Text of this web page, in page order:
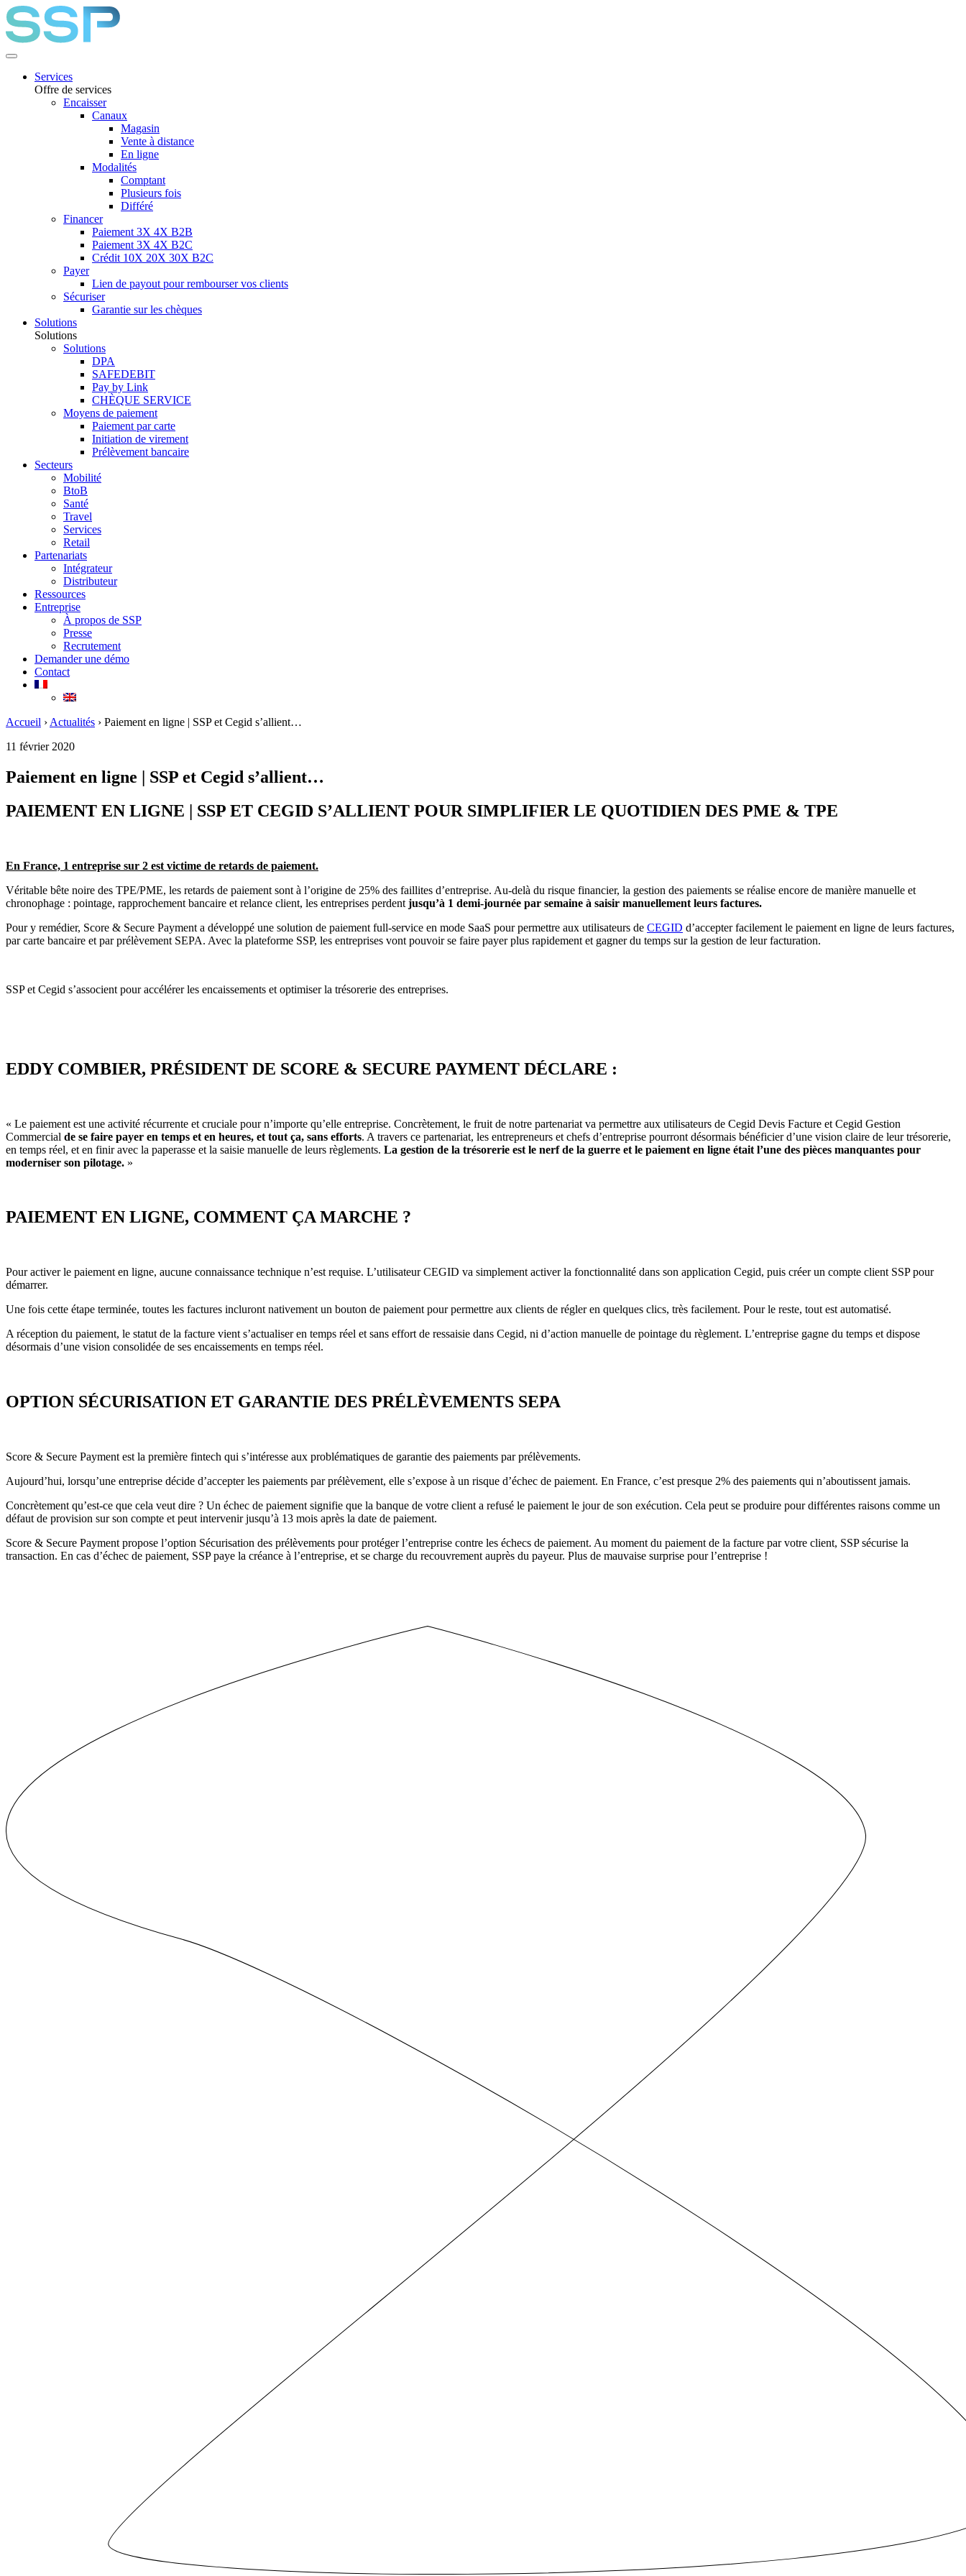
Services
Offre de services
Encaisser
Canaux
Magasin
Vente à distance
En ligne
Modalités
Comptant
Plusieurs fois
Différé
Financer
Paiement 3X 4X B2B
Paiement 3X 4X B2C
Crédit 10X 20X 30X B2C
Payer
Lien de payout pour rembourser vos clients
Sécuriser
Garantie sur les chèques
Solutions
Solutions
Solutions
DPA
SAFEDEBIT
Pay by Link
CHÈQUE SERVICE
Moyens de paiement
Paiement par carte
Initiation de virement
Prélèvement bancaire
Secteurs
Mobilité
BtoB
Santé
Travel
Services
Retail
Partenariats
Intégrateur
Distributeur
Ressources
Entreprise
À propos de SSP
Presse
Recrutement
Demander une démo
Contact
Accueil › Actualités › Paiement en ligne | SSP et Cegid s’allient…
11 février 2020
Paiement en ligne | SSP et Cegid s’allient…
PAIEMENT EN LIGNE | SSP ET CEGID S’ALLIENT POUR SIMPLIFIER LE QUOTIDIEN DES PME & TPE
En France, 1 entreprise sur 2 est victime de retards de paiement.
Véritable bête noire des TPE/PME, les retards de paiement sont à l’origine de 25% des faillites d’entreprise. Au-delà du risque financier, la gestion des paiements se réalise encore de manière manuelle et
chronophage : pointage, rapprochement bancaire et relance client, les entreprises perdent jusqu’à 1 demi-journée par semaine à saisir manuellement leurs factures.
Pour y remédier, Score & Secure Payment a développé une solution de paiement full-service en mode SaaS pour permettre aux utilisateurs de CEGID d’accepter facilement le paiement en ligne de leurs factures,
par carte bancaire et par prélèvement SEPA. Avec la plateforme SSP, les entreprises vont pouvoir se faire payer plus rapidement et gagner du temps sur la gestion de leur facturation.
SSP et Cegid s’associent pour accélérer les encaissements et optimiser la trésorerie des entreprises.
EDDY COMBIER, PRÉSIDENT DE SCORE & SECURE PAYMENT DÉCLARE :
« Le paiement est une activité récurrente et cruciale pour n’importe qu’elle entreprise. Concrètement, le fruit de notre partenariat va permettre aux utilisateurs de Cegid Devis Facture et Cegid Gestion
Commercial de se faire payer en temps et en heures, et tout ça, sans efforts. A travers ce partenariat, les entrepreneurs et chefs d’entreprise pourront désormais bénéficier d’une vision claire de leur trésorerie,
en temps réel, et en finir avec la paperasse et la saisie manuelle de leurs règlements. La gestion de la trésorerie est le nerf de la guerre et le paiement en ligne était l’une des pièces manquantes pour
moderniser son pilotage. »
PAIEMENT EN LIGNE, COMMENT ÇA MARCHE ?
Pour activer le paiement en ligne, aucune connaissance technique n’est requise. L’utilisateur CEGID va simplement activer la fonctionnalité dans son application Cegid, puis créer un compte client SSP pour
démarrer.
Une fois cette étape terminée, toutes les factures incluront nativement un bouton de paiement pour permettre aux clients de régler en quelques clics, très facilement. Pour le reste, tout est automatisé.
A réception du paiement, le statut de la facture vient s’actualiser en temps réel et sans effort de ressaisie dans Cegid, ni d’action manuelle de pointage du règlement. L’entreprise gagne du temps et dispose
désormais d’une vision consolidée de ses encaissements en temps réel.
OPTION SÉCURISATION ET GARANTIE DES PRÉLÈVEMENTS SEPA
Score & Secure Payment est la première fintech qui s’intéresse aux problématiques de garantie des paiements par prélèvements.
Aujourd’hui, lorsqu’une entreprise décide d’accepter les paiements par prélèvement, elle s’expose à un risque d’échec de paiement. En France, c’est presque 2% des paiements qui n’aboutissent jamais.
Concrètement qu’est-ce que cela veut dire ? Un échec de paiement signifie que la banque de votre client a refusé le paiement le jour de son exécution. Cela peut se produire pour différentes raisons comme un
défaut de provision sur son compte et peut intervenir jusqu’à 13 mois après la date de paiement.
Score & Secure Payment propose l’option Sécurisation des prélèvements pour protéger l’entreprise contre les échecs de paiement. Au moment du paiement de la facture par votre client, SSP sécurise la
transaction. En cas d’échec de paiement, SSP paye la créance à l’entreprise, et se charge du recouvrement auprès du payeur. Plus de mauvaise surprise pour l’entreprise !